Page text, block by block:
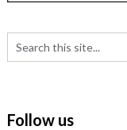
Follow us